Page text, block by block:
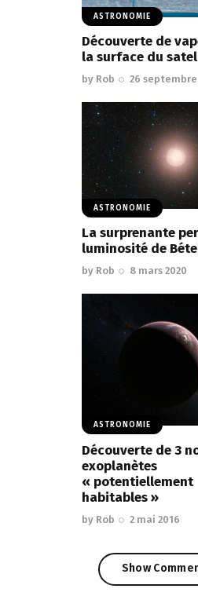
ASTRONOMIE
Découverte de
la surface du
by Rob 26 septembre
ASTRONOMIE
La surprenante
luminosité de
by Rob 8 mars 2020
ASTRONOMIE
Découverte de 3
exoplanètes
« potentiellement
habitables »
by Rob 2 mai 2016
Show